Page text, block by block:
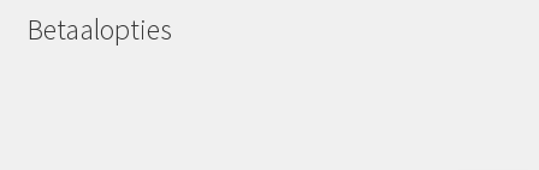
Betaalopties